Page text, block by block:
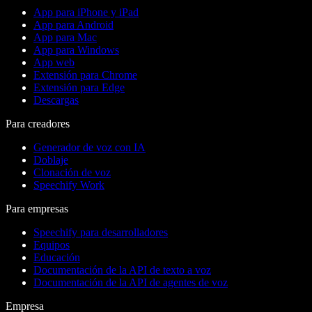
App para iPhone y iPad
App para Android
App para Mac
App para Windows
App web
Extensión para Chrome
Extensión para Edge
Descargas
Para creadores
Generador de voz con IA
Doblaje
Clonación de voz
Speechify Work
Para empresas
Speechify para desarrolladores
Equipos
Educación
Documentación de la API de texto a voz
Documentación de la API de agentes de voz
Empresa